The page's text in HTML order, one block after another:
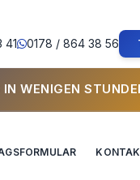
41 0178 / 864 38 56
SIE